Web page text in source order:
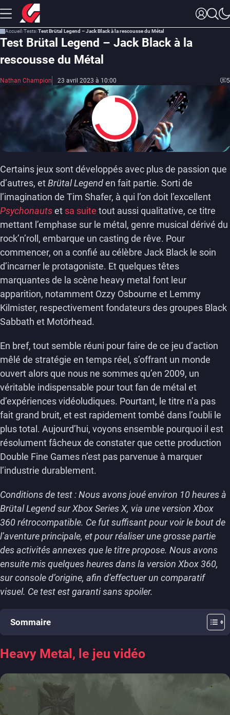
Accueil Tests Test Brütal Legend – Jack Black à la rescousse du Métal
Test Brütal Legend – Jack Black à la
rescousse du Métal
Nathan Champion 23 avril 2023 à 10:00 5
7
Certains jeux sont développés avec plus de passion que
d’autres, etBrütal Legenden fait partie. Sorti de
l’imagination de Tim Shafer, à qui l’on doit l’excellent
Psychonautset sa suite tout aussi qualitative, ce titre
mettant l’emphase sur le métal, genre musical dérivé du
rock’n’roll, embarque un casting de rêve. Pour
commencer, on a confié au célèbre Jack Black le soin
d’incarner le protagoniste. Et quelques têtes
marquantes de la scène heavy metal font leur
apparition, notamment Ozzy Osbourne et Lemmy
Kilmister, respectivement fondateurs des groupes Black
Sabbath et Motörhead.
En bref, tout semble réuni pour faire de ce jeu d’action
mêlé de stratégie en temps réel, s’offrant un monde
ouvert alors que nous ne sommes qu’en 2009, un
véritable indispensable pour tout fan de métal et
d’expériences vidéoludiques. Pourtant, le titre n’a pas
fait grand bruit, et est rapidement tombé dans l’oubli le
plus total. Aujourd’hui, voyons ensemble pourquoi il est
résolument fâcheux de constater que cette production
Double Fine Games n’est pas parvenue à marquer
l’industrie durablement.
Conditions de test : Nous avons joué environ 10 heures à
Brütal Legend sur Xbox Series X, via une version Xbox
360 rétrocompatible. Ce fut suffisant pour voir le bout de
l’aventure principale, et pour réaliser une grosse partie
des activités annexes que le titre propose. Nous avons
ensuite mis quelques heures dans la version Xbox 360,
sur console d’origine, afin d’effectuer un comparatif
visuel. Ce test est garanti sans spoiler.
Sommaire
Heavy Metal, le jeu vidéo